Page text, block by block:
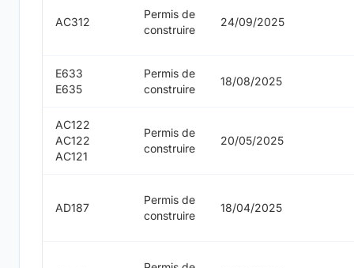
AC312
Permis de
construire
24/09/2025
E633
E635
Permis de
construire
18/08/2025
AC122
AC122
AC121
Permis de
construire
20/05/2025
AD187
Permis de
construire
18/04/2025